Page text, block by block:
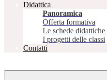
Didattica
Panoramica
Offerta formativa
Le schede didattiche
I progetti delle classi
Contatti